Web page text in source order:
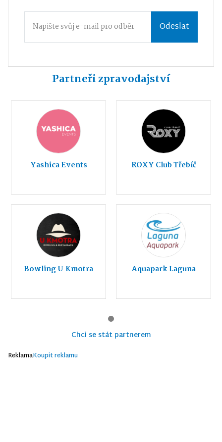
Odeslat
Partneři zpravodajství
Yashica Events ROXY Club Třebíč
Bowling U Kmotra Aquapark Laguna
Chci se stát partnerem
ReklamaKoupit reklamu